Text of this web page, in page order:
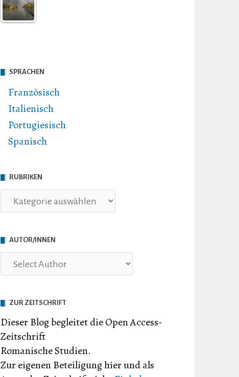
SPRACHEN
Französisch
Italienisch
Portugiesisch
Spanisch
RUBRIKEN
Rubriken
AUTOR/INNEN
ZUR ZEITSCHRIFT
Dieser Blog begleitet die Open Access-
Zeitschrift
Romanische Studien.
Zur eigenen Beteiligung hier und als